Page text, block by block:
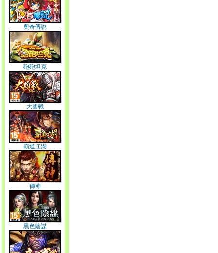
奧奇傳說
砲砲坦克
大國戰
霸道江湖
傳神
黑色陰謀